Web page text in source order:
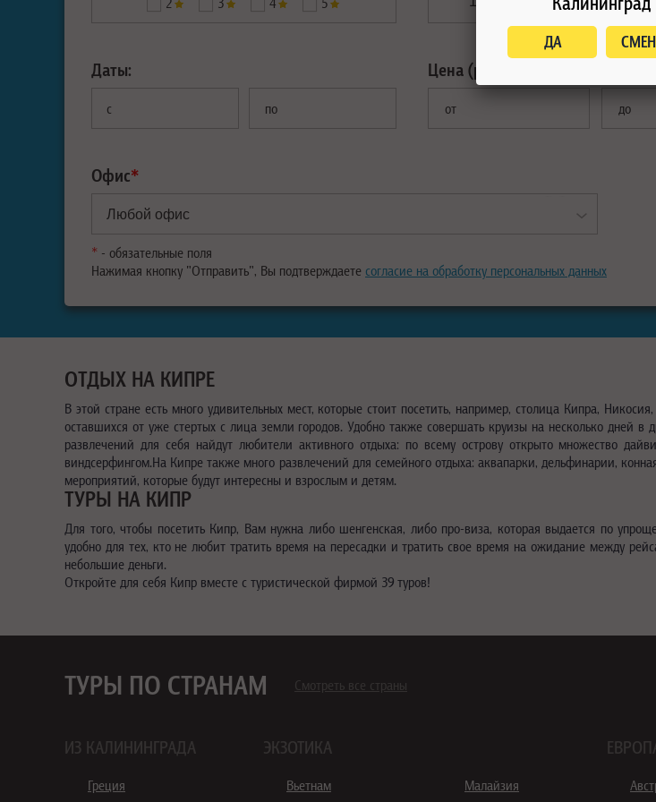
Даты:
с по
Цена (рублей):
от до
Офис*
* - обязательные поля
Нажимая кнопку "Отправить", Вы подтверждаете согласие на обработку персональных данных
ОТДЫХ НА КИПРЕ
В этой стране есть много удивительных мест, которые стоит посетить, например, столица Кипра,
оставшихся от уже стертых с лица земли городов. Удобно также совершать круизы на несколько дней
развлечений для себя найдут любители активного отдыха: по всему острову открыто множество
виндсерфингом.На Кипре также много развлечений для семейного отдыха: аквапарки, дельфинарии,
мероприятий, которые будут интересны и взрослым и детям.
ТУРЫ НА КИПР
Для того, чтобы посетить Кипр, Вам нужна либо шенгенская, либо про-виза, которая выдается по
удобно для тех, кто не любит тратить время на пересадки и тратить свое время на ожидание между
небольшие деньги.
Откройте для себя Кипр вместе с туристической фирмой 39 туров!
ТУРЫ ПО СТРАНАМ Смотреть все страны
ИЗ КАЛИНИНГРАДА
Греция
ЭКЗОТИКА
Вьетнам
Малайзия
ДА